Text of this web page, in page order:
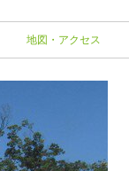
地図・アクセス